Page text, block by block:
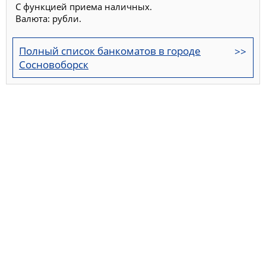
С функцией приема наличных.
Валюта: рубли.
Полный список банкоматов в городе
Сосновоборск